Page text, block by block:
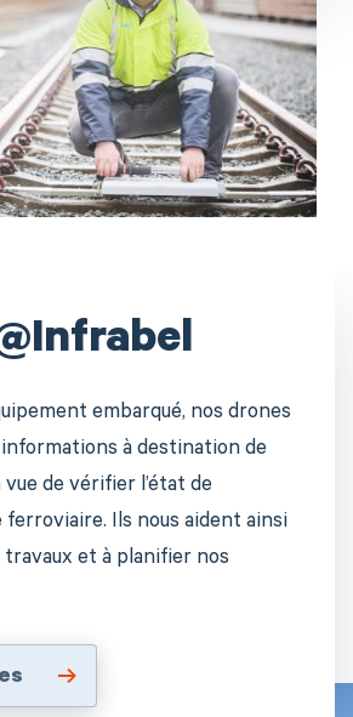
embarqué, nos drones
à destination de
de vérifier l’état de
ferroviaire. Ils nous aident ainsi
et à planifier nos